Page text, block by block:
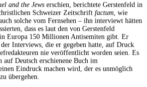
and the Jews erschien, berichtete Gerstenfeld in
Schweizer Zeitschrift factum , wie
solche vom Fernsehen – ihn interviewt hätten
dass es laut den von Gerstenfeld
Europa 150 Millionen Antisemiten gibt. Er
Interviews, die er gegeben hatte, auf Druck
nie veröffentlicht worden seien. Es
auf Deutsch erschienene Buch im
Eindruck machen wird, der es unmöglich
übergehen.